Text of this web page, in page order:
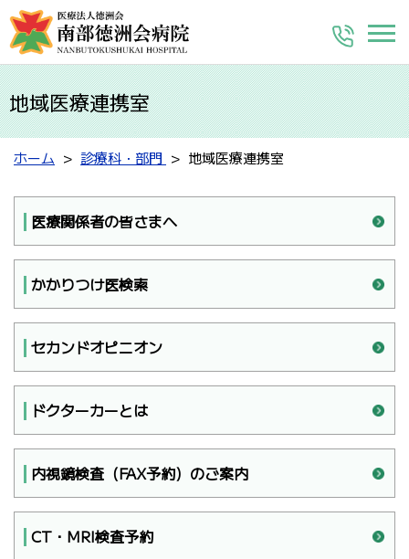
地域医療連携室
ホーム 診療科・部門 地域医療連携室
医療関係者の皆さまへ
かかりつけ医検索
セカンドオピニオン
ドクターカーとは
内視鏡検査（FAX予約）のご案内
CT・MRI検査予約